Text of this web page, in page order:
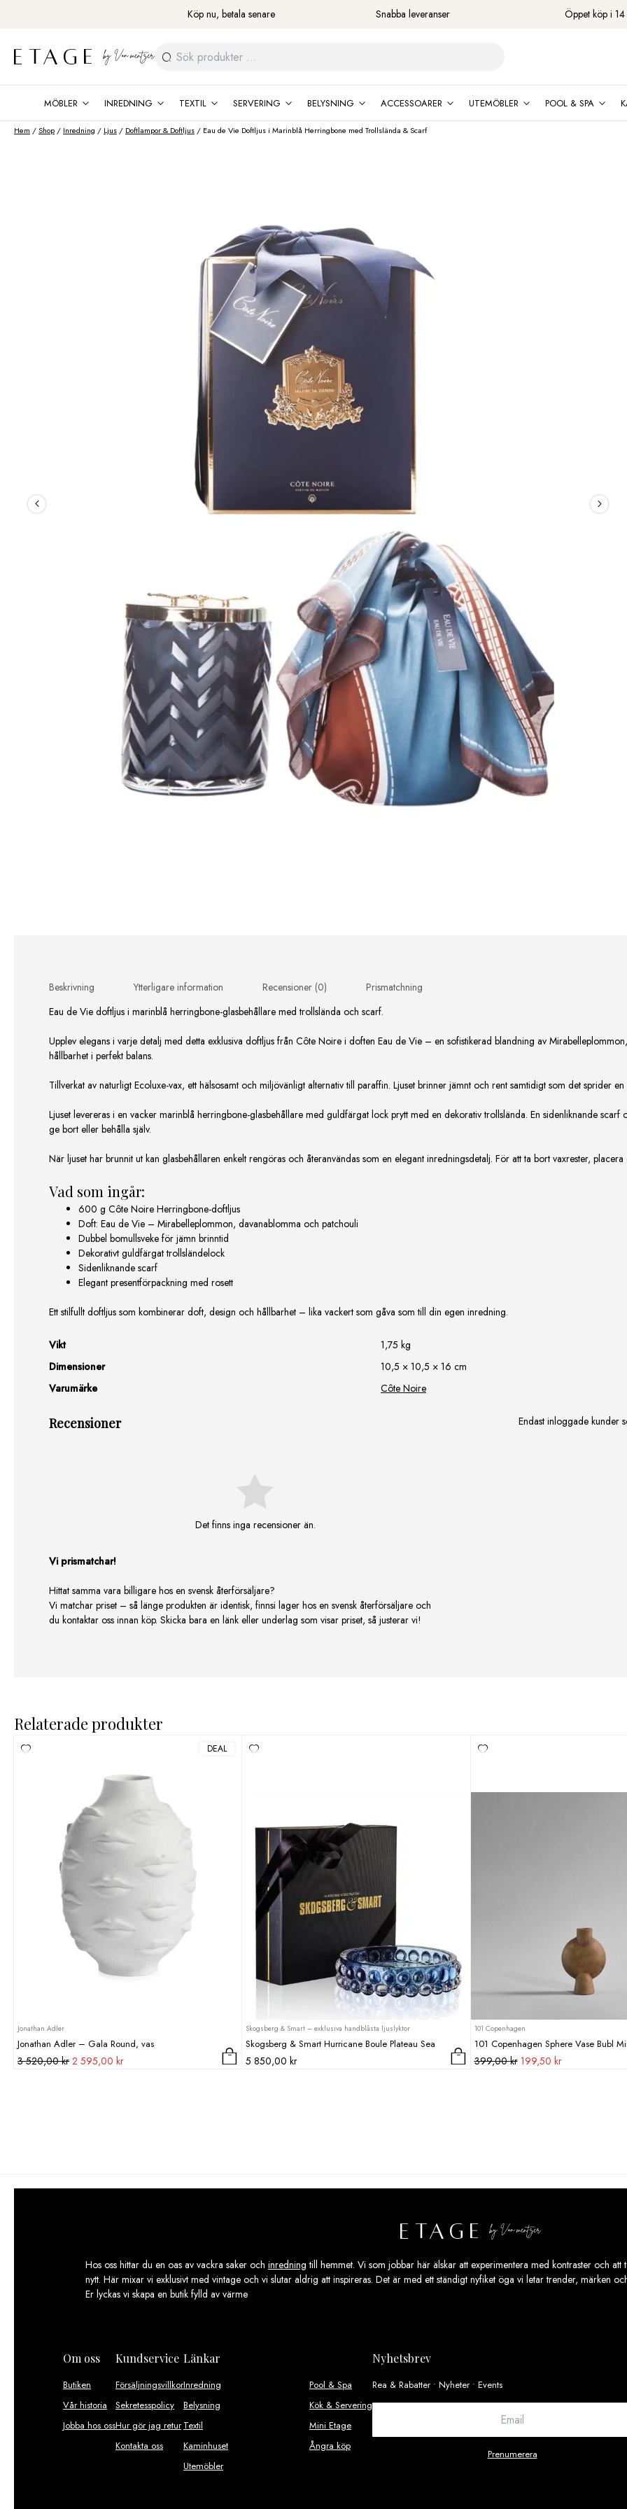
Köp nu, betala senare Snabba leveranser Öppet köp i
Sök
efter:
MÖBLER INREDNING TEXTIL SERVERING BELYSNING ACCESSOARER UTEMÖBLER POOL & SPA
Hem /Shop / Inredning / Ljus / Doftlampor & Doftljus / Eau de Vie Doftljus i Marinblå Herringbone med Trollslända & Scarf
Beskrivning Ytterligare information Recensioner (0)
Prismatchning
Eau de Vie doftljus i marinblå herringbone-glasbehållare med trollslända och scarf.
Upplev elegans i varje detalj med detta exklusiva doftljus från Côte Noire i doften Eau de Vie – en sofistikerad blandning av
hållbarhet i perfekt balans.
Tillverkat av naturligt Ecoluxe-vax, ett hälsosamt och miljövänligt alternativ till paraffin. Ljuset brinner jämnt och rent samtidigt som det sprider
Ljuset levereras i en vacker marinblå herringbone-glasbehållare med guldfärgat lock prytt med en dekorativ trollslända. En sidenliknande
ge bort eller behålla själv.
När ljuset har brunnit ut kan glasbehållaren enkelt rengöras och återanvändas som en elegant inredningsdetalj. För att ta bort vaxrester,
Vad som ingår:
600 g Côte Noire Herringbone-doftljus
Doft: Eau de Vie – Mirabelleplommon, davanablomma och patchouli
Dubbel bomullsveke för jämn brinntid
Dekorativt guldfärgat trollsländelock
Sidenliknande scarf
Elegant presentförpackning med rosett
Ett stilfullt doftljus som kombinerar doft, design och hållbarhet – lika vackert som gåva som till din egen inredning.
Vikt
1,75 kg
Dimensioner
10,5 × 10,5 × 16 cm
Varumärke
Côte Noire
Recensioner
Det finns inga recensioner än.
Endast inloggade kunder
Vi prismatchar!
Hittat samma vara billigare hos en svensk återförsäljare?
Vi matchar priset – så länge produkten är identisk, finnsi lager hos en svensk återförsäljare och
du kontaktar oss innan köp. Skicka bara en länk eller underlag som visar priset, så justerar vi!
Relaterade produkter
DEAL
Jonathan Adler
Jonathan Adler – Gala Round, vas
3 520,00kr Det
2 595,00 krDet
Skogsberg & Smart – exklusiva handblåsta ljuslyktor
Skogsberg & Smart Hurricane Boule Plateau Sea
5 850,00kr
101 Copenhagen
101 Copenhagen Sphere Vase Bubl
399,00kr Det
199,50 krDet
Hos oss hittar du en oas av vackra saker och inredning till hemmet. Vi som jobbar här älskar att experimentera med kontraster och
nytt. Här mixar vi exklusivt med vintage och vi slutar aldrig att inspireras. Det är med ett ständigt nyfiket öga vi letar trender, märken
Er lyckas vi skapa en butik fylld av värme
Om oss
Butiken
Vår historia
Jobba hos oss
Kundservice
Försäljningsvillkor
Sekretesspolicy
Hur gör jag retur
Kontakta oss
Länkar
Inredning
Belysning
Textil
Kaminhuset
Utemöbler
Pool & Spa
Kök & Servering
Mini Etage
Ångra köp
Nyhetsbrev
Rea & Rabatter • Nyheter • Events
Prenumerera